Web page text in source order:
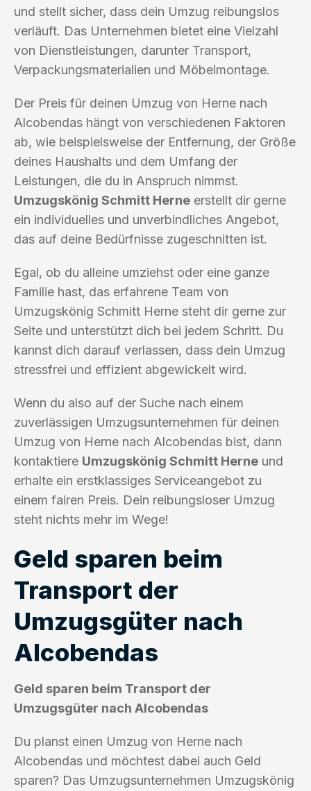
und stellt sicher, dass dein Umzug reibungslos
verläuft. Das Unternehmen bietet eine Vielzahl
von Dienstleistungen, darunter Transport,
Verpackungsmaterialien und Möbelmontage.
Der Preis für deinen Umzug von Herne nach
Alcobendas hängt von verschiedenen Faktoren
ab, wie beispielsweise der Entfernung, der Größe
deines Haushalts und dem Umfang der
Leistungen, die du in Anspruch nimmst.
Umzugskönig Schmitt Herne erstellt dir gerne
ein individuelles und unverbindliches Angebot,
das auf deine Bedürfnisse zugeschnitten ist.
Egal, ob du alleine umziehst oder eine ganze
Familie hast, das erfahrene Team von
Umzugskönig Schmitt Herne steht dir gerne zur
Seite und unterstützt dich bei jedem Schritt. Du
kannst dich darauf verlassen, dass dein Umzug
stressfrei und effizient abgewickelt wird.
Wenn du also auf der Suche nach einem
zuverlässigen Umzugsunternehmen für deinen
Umzug von Herne nach Alcobendas bist, dann
kontaktiere Umzugskönig Schmitt Herne und
erhalte ein erstklassiges Serviceangebot zu
einem fairen Preis. Dein reibungsloser Umzug
steht nichts mehr im Wege!
Geld sparen beim
Transport der
Umzugsgüter nach
Alcobendas
Geld sparen beim Transport der
Umzugsgüter nach Alcobendas
Du planst einen Umzug von Herne nach
Alcobendas und möchtest dabei auch Geld
sparen? Das Umzugsunternehmen Umzugskönig